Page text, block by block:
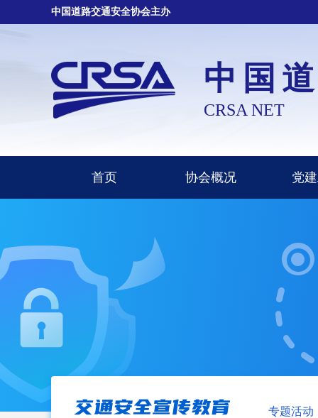
中国道路交通安全协会主办
中国
CRSA NET
首页 协会概况 党
专题活动